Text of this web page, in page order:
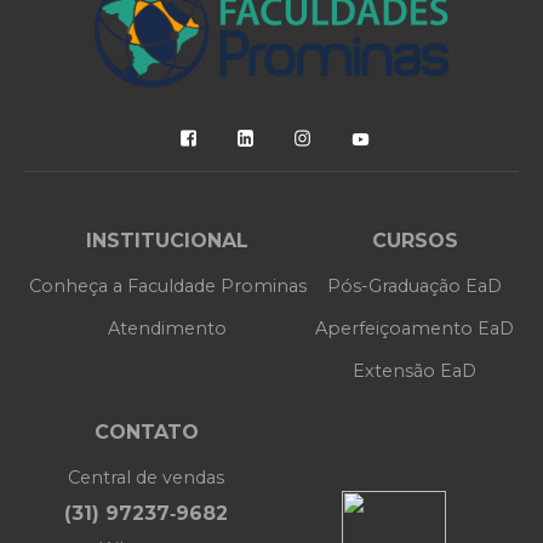
INSTITUCIONAL
Conheça a Faculdade Prominas
Atendimento
CURSOS
Pós-Graduação EaD
Aperfeiçoamento EaD
Extensão EaD
CONTATO
Central de vendas
(31) 97237‑9682